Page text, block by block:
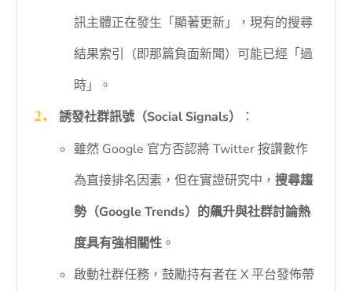
訊主體正在發生「顯著更新」，現有的搜尋
結果索引（即那篇負面新聞）可能已經「過
時」。
誘發社群訊號（Social Signals）
：
雖然 Google 官方否認將 Twitter 按讚數作
為直接排名因素，但在實證研究中， 搜尋趨
勢（Google Trends）的飆升與社群討論熱
度具有強相關性。
啟動社群任務，鼓勵持有者在 X 平台發佈帶